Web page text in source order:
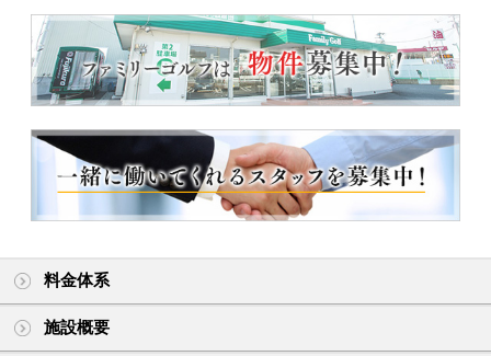
料金体系
施設概要